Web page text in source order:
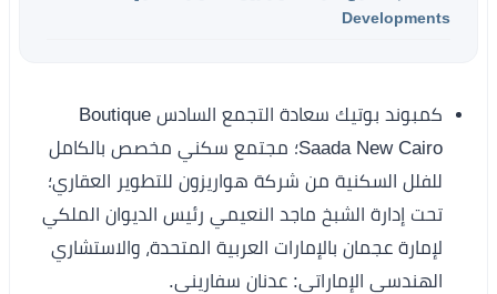
Developments
كمبوند بوتيك سعادة التجمع السادس Boutique
Saada New Cairo؛ مجتمع سكني مخصص بالكامل
للفلل السكنية من شركة هواريزون للتطوير العقاري؛
تحت إدارة الشبخ ماجد النعيمي رئيس الديوان الملكي
لإمارة عجمان بالإمارات العربية المتحدة، والاستشاري
الهندسي الإماراتي: عدنان سفاريني.